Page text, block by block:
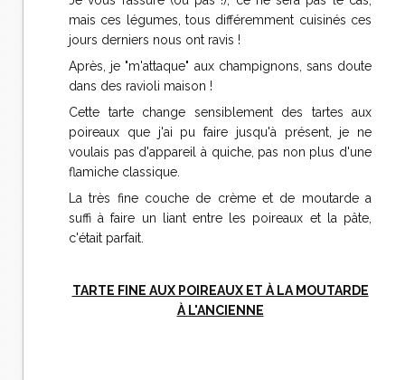
mais ces légumes, tous différemment cuisinés ces
jours derniers nous ont ravis !
Après, je "m'attaque" aux champignons, sans doute
dans des ravioli maison !
Cette tarte change sensiblement des tartes aux
poireaux que j'ai pu faire jusqu'à présent, je ne
voulais pas d'appareil à quiche, pas non plus d'une
flamiche classique.
La très fine couche de crème et de moutarde a
suffi à faire un liant entre les poireaux et la pâte,
c'était parfait.
TARTE FINE AUX POIREAUX ET À LA MOUTARDE
À L'ANCIENNE